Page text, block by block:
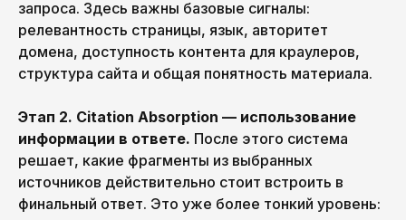
запроса. Здесь важны базовые сигналы:
релевантность страницы, язык, авторитет
домена, доступность контента для краулеров,
структура сайта и общая понятность материала.
Этап 2. Citation Absorption — использование
информации в ответе. После этого система
решает, какие фрагменты из выбранных
источников действительно стоит встроить в
финальный ответ. Это уже более тонкий уровень: